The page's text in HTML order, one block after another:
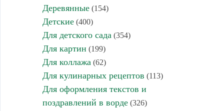
Деревянные(154)
Детские(400)
Для детского сада (354)
Для картин (199)
Для коллажа (62)
Для кулинарных рецептов (113)
Для оформления текстов и
поздравлений в ворде(326)